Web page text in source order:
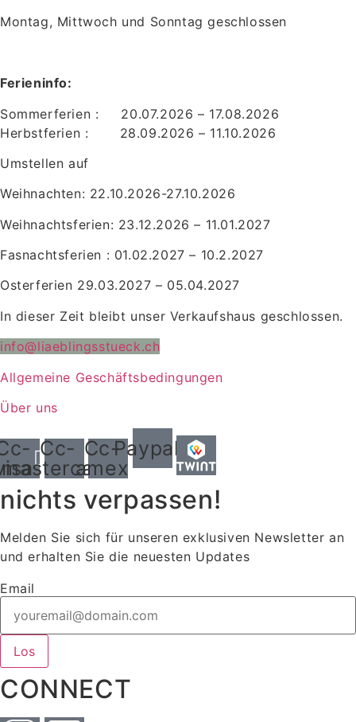
Montag, Mittwoch und Sonntag geschlossen
Ferieninfo:
Sommerferien : 20.07.2026 – 17.08.2026
Herbstferien : 28.09.2026 – 11.10.2026
Umstellen auf
Weihnachten: 22.10.2026-27.10.2026
Weihnachtsferien: 23.12.2026 – 11.01.2027
Fasnachtsferien : 01.02.2027 – 10.2.2027
Osterferien 29.03.2027 – 05.04.2027
In dieser Zeit bleibt unser Verkaufshaus geschlossen.
info@liaeblingsstueck.ch
Allgemeine Geschäftsbedingungen
Über uns
Cc-
mastercard
Cc-
amex
Paypal
nichts verpassen!
Melden Sie sich für unseren exklusiven Newsletter an
und erhalten Sie die neuesten Updates
Email
Los
CONNECT